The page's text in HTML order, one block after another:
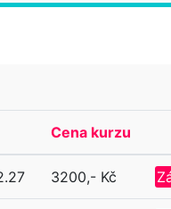
Cena kurzu
3200,- Kč